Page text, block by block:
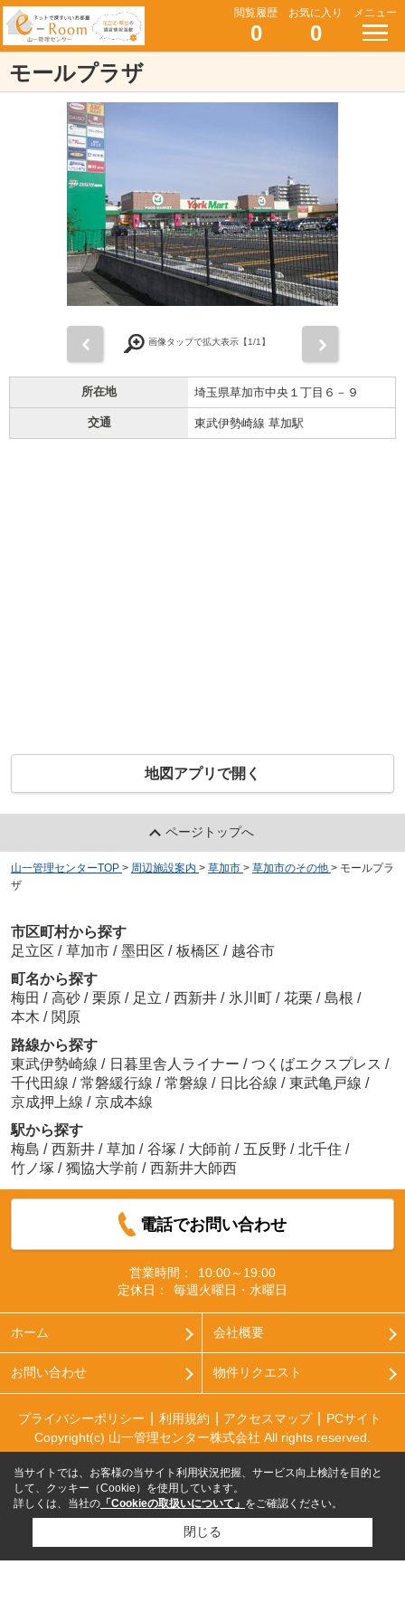
閲覧履歴
0
お気に入り
0
メニュー
モールプラザ
画像タップで拡大表示【1/1】
所在地 埼玉県草加市中央１丁目６－９
交通 東武伊勢崎線 草加駅
地図アプリで開く
ページトップへ
山一管理センターTOP > 周辺施設案内 > 草加市 > 草加市のその他 > モールプラ
ザ
市区町村から探す
足立区 / 草加市 / 墨田区 / 板橋区 / 越谷市
町名から探す
梅田 / 高砂 / 栗原 / 足立 / 西新井 / 氷川町 / 花栗 / 島根 /
本木 / 関原
路線から探す
東武伊勢崎線 / 日暮里舎人ライナー / つくばエクスプレス /
千代田線 / 常磐緩行線 / 常磐線 / 日比谷線 / 東武亀戸線 /
京成押上線 / 京成本線
駅から探す
梅島 / 西新井 / 草加 / 谷塚 / 大師前 / 五反野 / 北千住 /
竹ノ塚 / 獨協大学前 / 西新井大師西
電話でお問い合わせ
営業時間：
10:00～19:00
定休日：
毎週火曜日・水曜日
ホーム 会社概要
お問い合わせ 物件リクエスト
プライバシーポリシー 利用規約 アクセスマップ
PCサイト
Copyright(c) 山一管理センター株式会社 All rights reserved.
当サイトでは、お客様の当サイト利用状況把握、サービス向上検討を目的と
して、クッキー（Cookie）を使用しています。
詳しくは、当社の 「Cookieの取扱いについて」 をご確認ください。
閉じる